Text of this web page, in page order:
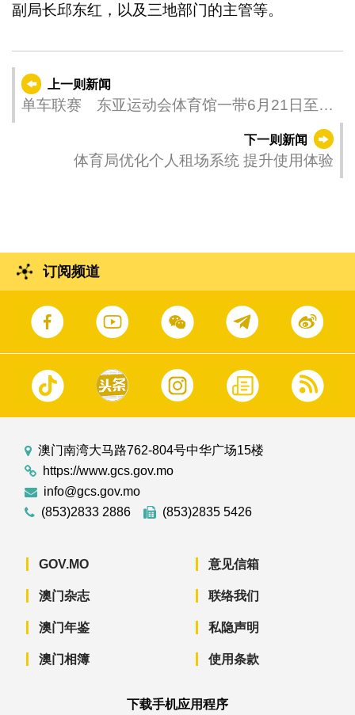
副局长邱东红，以及三地部门的主管等。
上一则新闻
单车联赛 东亚运动会体育馆一带6月21日至22
下一则新闻
体育局优化个人租场系统 提升使用体验
订阅频道
澳门南湾大马路762-804号中华广场15楼
https://www.gcs.gov.mo
info@gcs.gov.mo
(853)2833 2886
(853)2835 5426
GOV.MO
澳门杂志
澳门年鉴
澳门相簿
意见信箱
联络我们
私隐声明
使用条款
下载手机应用程序